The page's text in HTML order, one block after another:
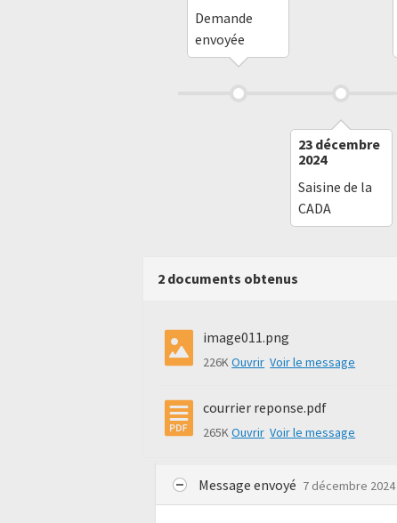
Demande
envoyée
23 décembre
2024
Saisine de la
CADA
2 documents obtenus
image011.png
226KOuvrir Voir le message
courrier reponse.pdf
265KOuvrir Voir le message
Message envoyé 7 décembre 2024